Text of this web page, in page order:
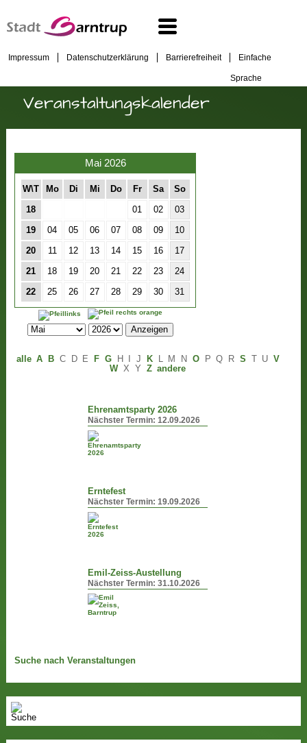
Impressum Datenschutzerklärung Barrierefreiheit Einfache
Sprache
Veranstaltungskalender
Mai 2026
W\T Mo Di Mi Do Fr Sa So
18 01 02 03
19 04 05 06 07 08 09 10
20 11 12 13 14 15 16 17
21 18 19 20 21 22 23 24
22 25 26 27 28 29 30 31
alle A B C D E F G H J K L M N O P Q R S U V
W X Y Z andere
Ehrenamtsparty 2026
Nächster Termin:12.09.2026
Erntefest
Nächster Termin:19.09.2026
Emil-Zeiss-Austellung
Nächster Termin:31.10.2026
Suche nach Veranstaltungen